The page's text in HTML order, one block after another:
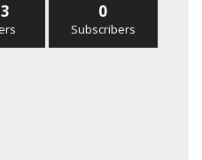
0
Subscribers